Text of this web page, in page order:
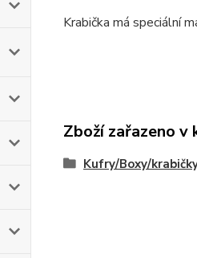
Krabička má speciální
Zboží zařazeno v
Kufry/Boxy/